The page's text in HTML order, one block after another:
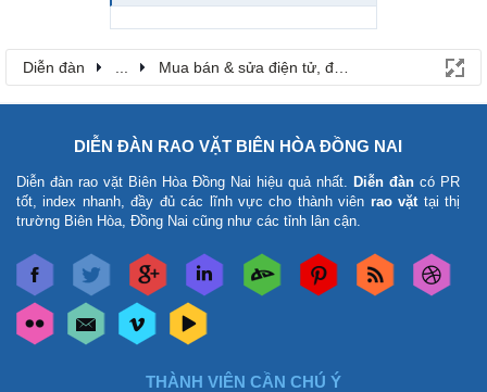
Diễn đàn Mua bán & sửa điện tử, điện lạnh
DIỄN ĐÀN RAO VẶT BIÊN HÒA ĐỒNG NAI
Diễn đàn rao vặt Biên Hòa Đồng Nai hiệu quả nhất. Diễn đàn có PR
tốt, index nhanh, đầy đủ các lĩnh vực cho thành viên rao vặt tại thị
trường Biên Hòa, Đồng Nai cũng như các tỉnh lân cận.
THÀNH VIÊN CẦN CHÚ Ý